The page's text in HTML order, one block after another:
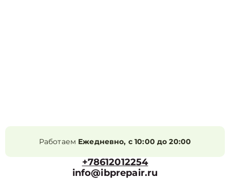
Работаем Ежедневно, с 10:00 до 20:00
+78612012254
info@ibprepair.ru